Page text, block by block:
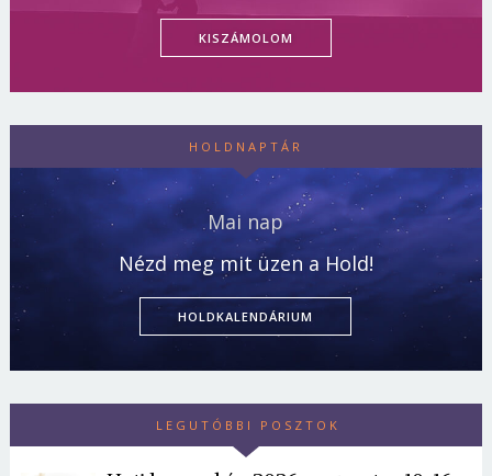
KISZÁMOLOM
HOLDNAPTÁR
Mai nap
Nézd meg mit üzen a Hold!
HOLDKALENDÁRIUM
LEGUTÓBBI POSZTOK